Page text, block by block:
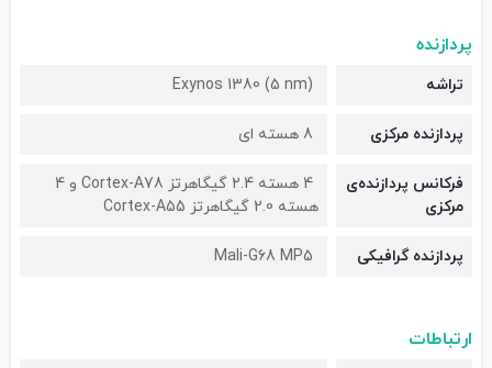
پردازنده
تراشه Exynos 1380 (5 nm)
پردازنده مرکزی 8 هسته ای
فرکانس پردازنده‌ی
مرکزی
4 هسته 2.4 گیگاهرتز Cortex-A78 و 4
هسته 2.0 گیگاهرتز Cortex-A55
پردازنده گرافیکی Mali-G68 MP5
ارتباطات